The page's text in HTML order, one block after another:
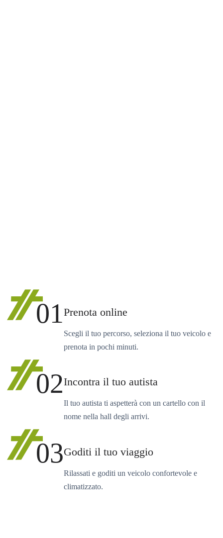
01Prenota online
Scegli il tuo percorso, seleziona il tuo veicolo e
prenota in pochi minuti.
02Incontra il tuo autista
Il tuo autista ti aspetterà con un cartello con il
nome nella hall degli arrivi.
03Goditi il tuo viaggio
Rilassati e goditi un veicolo confortevole e
climatizzato.